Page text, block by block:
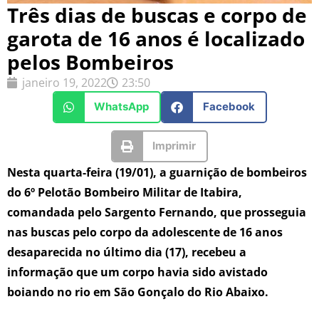
Três dias de buscas e corpo de
garota de 16 anos é localizado
pelos Bombeiros
janeiro 19, 2022 23:50
WhatsApp Facebook
Imprimir
Nesta quarta-feira (19/01), a guarnição de bombeiros
do 6º Pelotão Bombeiro Militar de Itabira,
comandada pelo Sargento Fernando, que prosseguia
nas buscas pelo corpo da adolescente de 16 anos
desaparecida no último dia (17), recebeu a
informação que um corpo havia sido avistado
boiando no rio em São Gonçalo do Rio Abaixo.